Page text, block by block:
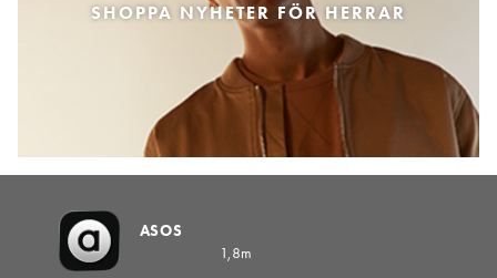
SHOPPA NYHETER FÖR HERRAR
ASOS
1,8m